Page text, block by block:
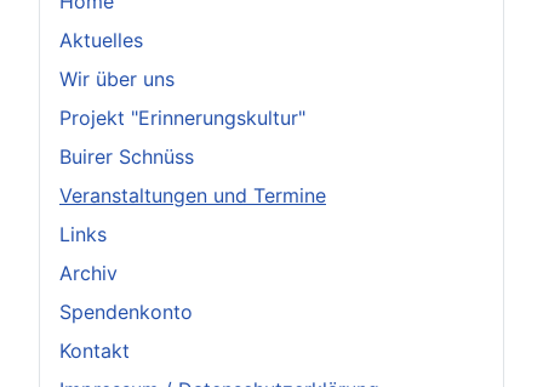
Aktuelles
Wir über uns
Projekt "Erinnerungskultur"
Buirer Schnüss
Veranstaltungen und Termine
Links
Archiv
Spendenkonto
Kontakt